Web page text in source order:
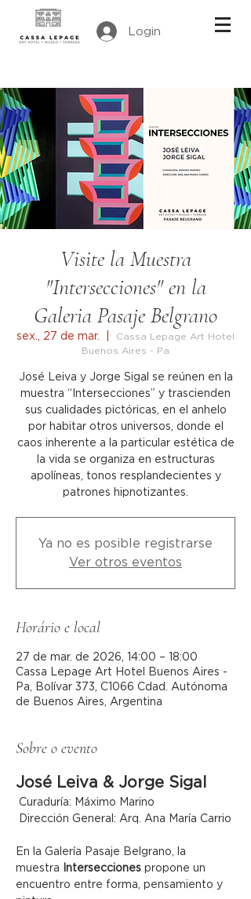
Login
Visite la Muestra
"Intersecciones" en la
Galeria Pasaje Belgrano
sex., 27 de mar.
Cassa Lepage Art Hotel
Buenos Aires - Pa
José Leiva y Jorge Sigal se reúnen en la
muestra “Intersecciones” y trascienden
sus cualidades pictóricas, en el anhelo
por habitar otros universos, donde el
caos inherente a la particular estética de
la vida se organiza en estructuras
apolíneas, tonos resplandecientes y
patrones hipnotizantes.
Ya no es posible registrarse
Ver otros eventos
Horário e local
27 de mar. de 2026, 14:00 – 18:00
Cassa Lepage Art Hotel Buenos Aires -
Pa, Bolívar 373, C1066 Cdad. Autónoma
de Buenos Aires, Argentina
Sobre o evento
José Leiva & Jorge Sigal
Curaduría: Máximo Marino
Dirección General: Arq. Ana María Carrio
En la Galería Pasaje Belgrano, la
muestra
Intersecciones propone un
encuentro entre forma, pensamiento y